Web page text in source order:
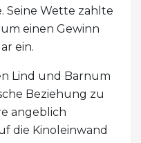
Seine Wette zahlte
einen Gewinn
ein.
Lind und Barnum
Beziehung zu
angeblich
die Kinoleinwand